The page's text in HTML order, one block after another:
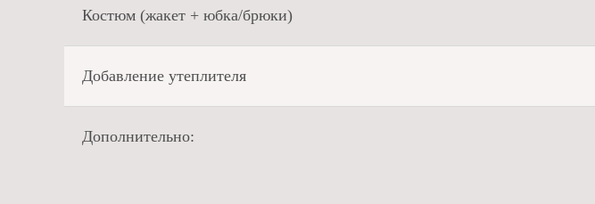
Костюм (жакет + юбка/брюки)
Добавление утеплителя
Дополнительно: